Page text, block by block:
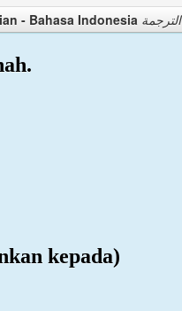
الترجمة Translation - Bahasa Indonesia
kepada)